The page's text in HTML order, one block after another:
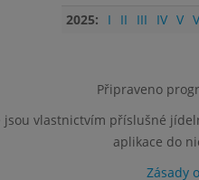
2025:
I II III IV V
Připraveno
vlastnictvím příslušné
aplikace do
Zásady